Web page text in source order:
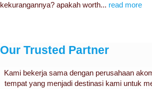
kekurangannya? apakah worth... read more
Our Trusted Partner
Kami bekerja sama dengan perusahaan
tempat yang menjadi destinasi kami untuk